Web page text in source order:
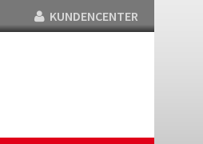
KUNDENCENTER